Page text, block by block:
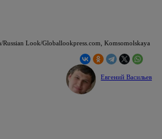
Look/Globallookpress.com, Komsomolskaya
Евгений Васильев